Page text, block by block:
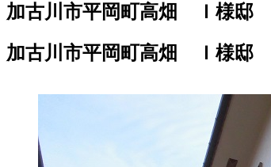
加古川市平岡町高畑 Ｉ様邸
加古川市平岡町高畑 Ｉ様邸